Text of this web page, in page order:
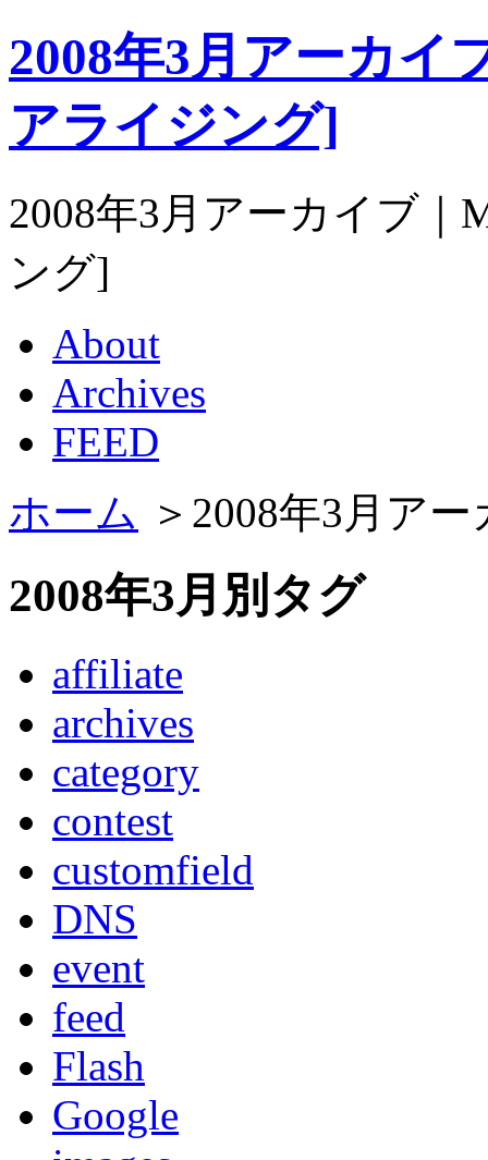
2008年3月アーカイ
アライジング]
2008年3月アーカイブ｜
ング]
About
Archives
FEED
ホーム ＞2008年3月ア
2008年3月別タグ
affiliate
archives
category
contest
customfield
DNS
event
feed
Flash
Google